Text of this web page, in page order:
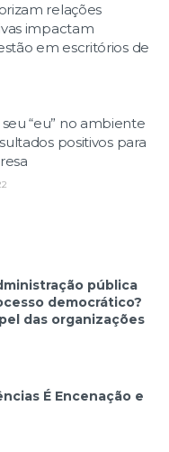
relações
impactam
em escritórios de
“eu” no ambiente
positivos para
pública
democrático?
das organizações
É Encenação e